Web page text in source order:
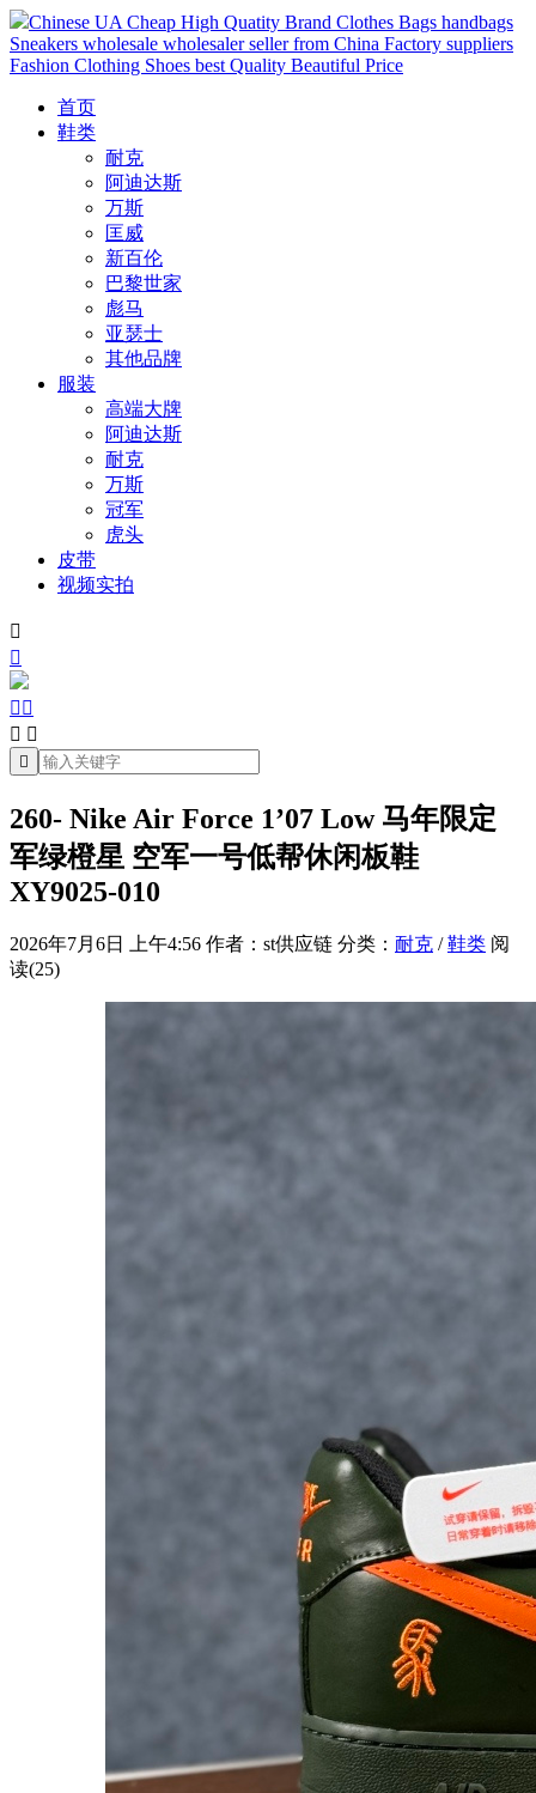
Chinese UA Cheap High Quatity Brand Clothes Bags handbags
Sneakers wholesale wholesaler seller from China Factory suppliers
Fashion Clothing Shoes best Quality Beautiful Price
首页
鞋类
耐克
阿迪达斯
万斯
匡威
新百伦
巴黎世家
彪马
亚瑟士
其他品牌
服装
高端大牌
阿迪达斯
耐克
万斯
冠军
虎头
皮带
视频实拍


 
 

260- Nike Air Force 1’07 Low 马年限定
军绿橙星 空军一号低帮休闲板鞋
XY9025-010
2026年7月6日 上午4:56 作者：st供应链 分类： 耐克 /鞋类 阅
读(25)